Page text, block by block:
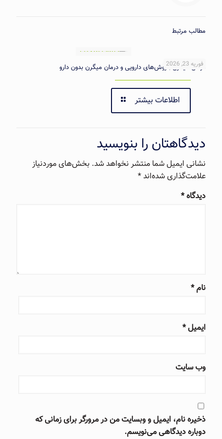
مطالب مرتبط
فوریه 23, 2026
درمان میگرن | روش‌های دارویی و درمان میگرن بدون دارو
اطلاعات بیشتر
دیدگاهتان را بنویسید
نشانی ایمیل شما منتشر نخواهد شد. بخش‌های موردنیاز
علامت‌گذاری شده‌اند*
دیدگاه*
نام*
ایمیل*
وب‌ سایت
ذخیره نام، ایمیل و وبسایت من در مرورگر برای زمانی که
دوباره دیدگاهی می‌نویسم.